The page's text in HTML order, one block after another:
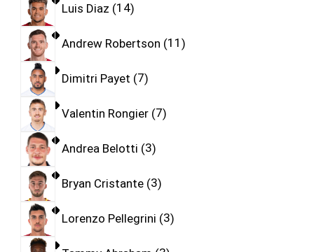
Luis Diaz 14
Andrew Robertson 11
Dimitri Payet 7
Valentin Rongier 7
Andrea Belotti 3
Bryan Cristante 3
Lorenzo Pellegrini 3